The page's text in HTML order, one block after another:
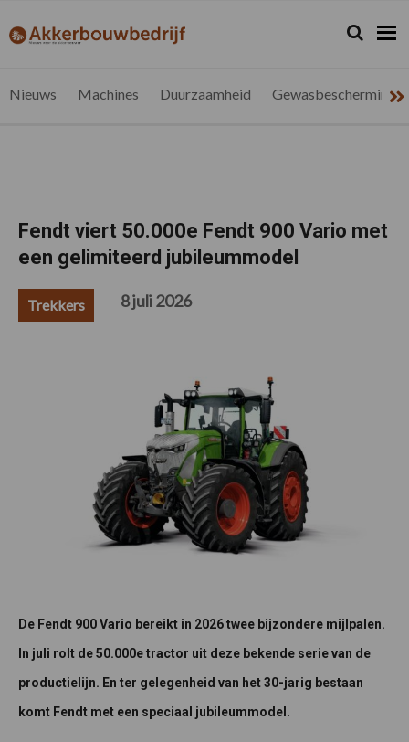
de
de
de
de
akkerbouwbedrijf.be
Nieuws
Zoeken...
Zoek
Nieuws Machines Duurzaamheid Gewasbescherming
Fendt viert 50.000e Fendt 900 Vario met
een gelimiteerd jubileummodel
Trekkers 8 juli 2026
De Fendt 900 Vario bereikt in 2026 twee bijzondere mijlpalen.
In juli rolt de 50.000e tractor uit deze bekende serie van de
productielijn. En ter gelegenheid van het 30-jarig bestaan
komt Fendt met een speciaal jubileummodel.